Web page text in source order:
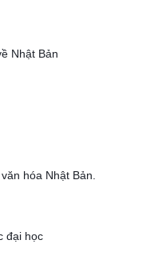
Nhật Bản
hóa Nhật Bản.
đại học